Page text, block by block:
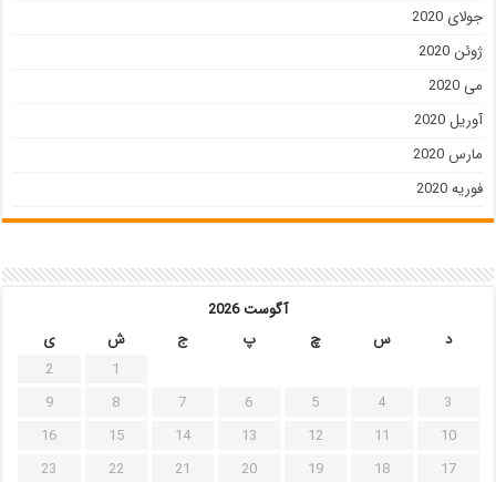
جولای 2020
ژوئن 2020
می 2020
آوریل 2020
مارس 2020
فوریه 2020
آگوست 2026
د
س چ پ ج ش
ی
1
2
3
4
5
6
7
8
9
10
11
12
13
14
15
16
17
18
19
20
21
22
23